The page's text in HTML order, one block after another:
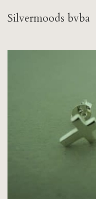
Silvermoods bvba